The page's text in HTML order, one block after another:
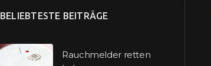
BELIEBTESTE BEITRÄGE
Rauchmelder retten